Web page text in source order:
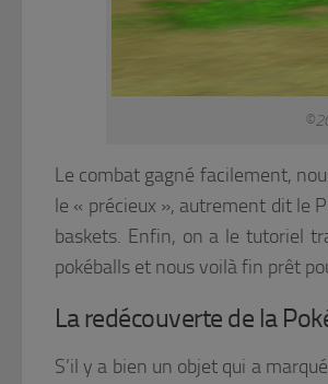
Le combat gagné facilement,
le « précieux », autrement dit le
baskets. Enfin, on a le tutoriel
pokéballs et nous voilà fin prêt
La redécouverte de la
S’il y a bien un objet qui a